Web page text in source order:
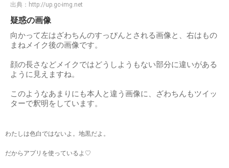
出典： http://up.gc-img.net
疑惑の画像
向かって左はざわちんのすっぴんとされる画像と、右はもの
まねメイク後の画像です。
顔の長さなどメイクではどうしようもない部分に違いがある
ように見えますね。
このようなあまりにも本人と違う画像に、ざわちんもツイッ
ターで釈明をしています。
わたしは色白ではないよ。地黒だよ。
だからアプリを使っているよ♡